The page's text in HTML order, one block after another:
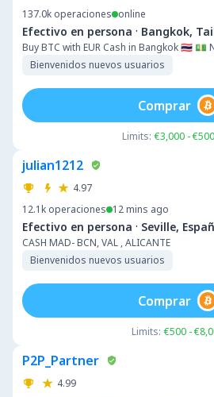
137.0k operaciones online
Efectivo en persona · Bangkok,
Buy BTC with EUR Cash in Bangkok 🇹🇭 💵
Bienvenidos nuevos usuarios
Limits: €3,000 -
Comprar
julian1212
4.97
12.1k operaciones 12 mins ago
Efectivo en persona · Seville,
CASH MAD- BCN, VAL , ALICANTE
Bienvenidos nuevos usuarios
Limits: €500 -
Comprar
P2P_Partner
4.99